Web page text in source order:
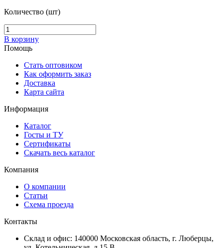
Количество (шт)
В корзину
Помощь
Стать оптовиком
Как оформить заказ
Доставка
Карта сайта
Информация
Каталог
Госты и ТУ
Сертификаты
Скачать весь каталог
Компания
О компании
Статьи
Схема проезда
Контакты
Склад и офис: 140000 Московская область, г. Люберцы,